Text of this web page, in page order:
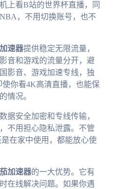
上看B站的世界杯直播，同
，不用切换账号，也不
速器提供稳定无限流量，
音和游戏的流量分开，避
影音、游戏加速专线，独
你看4K高清直播，也能保
情况。
据安全加密和专线传输，
不用担心隐私泄露。不管
在家中使用，都能放心使
加速器的一大优势。它有
在线解决问题。如果你遇